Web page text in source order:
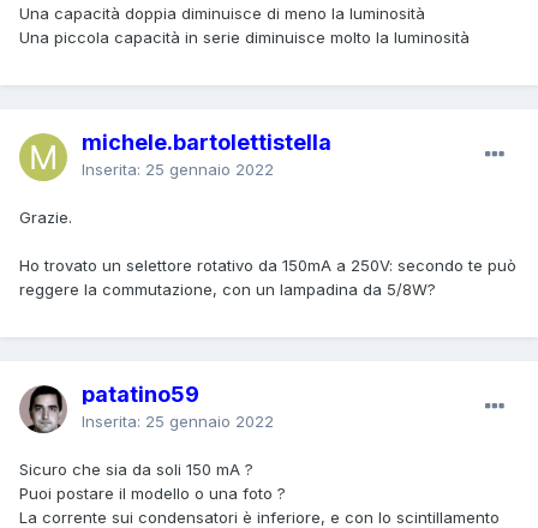
Una capacità doppia diminuisce di meno la luminosità
Una piccola capacità in serie diminuisce molto la luminosità
michele.bartolettistella
Inserita: 25 gennaio 2022
Grazie.
Ho trovato un selettore rotativo da 150mA a 250V: secondo te può
reggere la commutazione, con un lampadina da 5/8W?
patatino59
Inserita: 25 gennaio 2022
Sicuro che sia da soli 150 mA ?
Puoi postare il modello o una foto ?
La corrente sui condensatori è inferiore, e con lo scintillamento